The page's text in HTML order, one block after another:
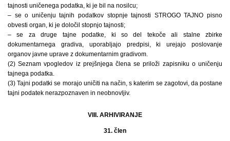
tajnosti uničenega podatka, ki je bil na nosilcu;
– se o uničenju tajnih podatkov stopnje tajnosti STROGO TAJNO pisno
obvesti organ, ki je določil stopnjo tajnosti;
– se za druge tajne podatke, ki so del tekoče ali stalne zbirke
dokumentarnega gradiva, uporabljajo predpisi, ki urejajo poslovanje
organov javne uprave z dokumentarnim gradivom.
(2) Seznam vpogledov iz prejšnjega člena se priloži zapisniku o uničenju
tajnega podatka.
(3) Tajni podatki se morajo uničiti na način, s katerim se zagotovi, da postane
tajni podatek nerazpoznaven in neobnovljiv.
VIII. ARHIVIRANJE
31. člen